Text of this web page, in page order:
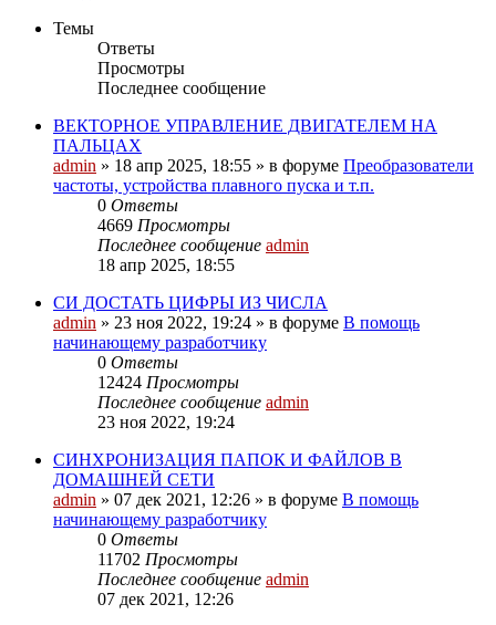
Темы
Ответы
Просмотры
Последнее сообщение
ВЕКТОРНОЕ УПРАВЛЕНИЕ ДВИГАТЕЛЕМ НА
ПАЛЬЦАХ
admin » 18 апр 2025, 18:55 » в форуме Преобразователи
частоты, устройства плавного пуска и т.п.
0 Ответы
4669 Просмотры
Последнее сообщение admin
18 апр 2025, 18:55
СИ ДОСТАТЬ ЦИФРЫ ИЗ ЧИСЛА
admin » 23 ноя 2022, 19:24 » в форуме В помощь
начинающему разработчику
0 Ответы
12424 Просмотры
Последнее сообщение admin
23 ноя 2022, 19:24
СИНХРОНИЗАЦИЯ ПАПОК И ФАЙЛОВ В
ДОМАШНЕЙ СЕТИ
admin » 07 дек 2021, 12:26 » в форуме В помощь
начинающему разработчику
0 Ответы
11702 Просмотры
Последнее сообщение admin
07 дек 2021, 12:26